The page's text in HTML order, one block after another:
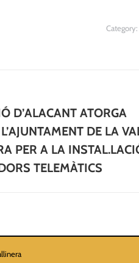
Category:
D’ALACANT ATORGA
DE LA
PER A LA
TELEMÀTICS